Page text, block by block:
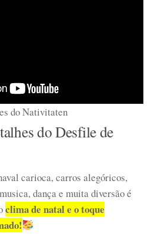
do Nativitaten
do Desfile de
carioca, carros alegóricos,
dança e muita diversão é
clima de natal e o toque